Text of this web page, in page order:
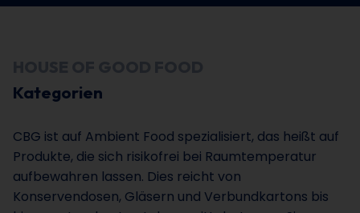
Kategorien
CBG ist auf Ambient Food spezialisiert, das heißt auf
Produkte, die sich risikofrei bei Raumtemperatur
aufbewahren lassen. Dies reicht von
Konservendosen, Gläsern und Verbundkartons bis